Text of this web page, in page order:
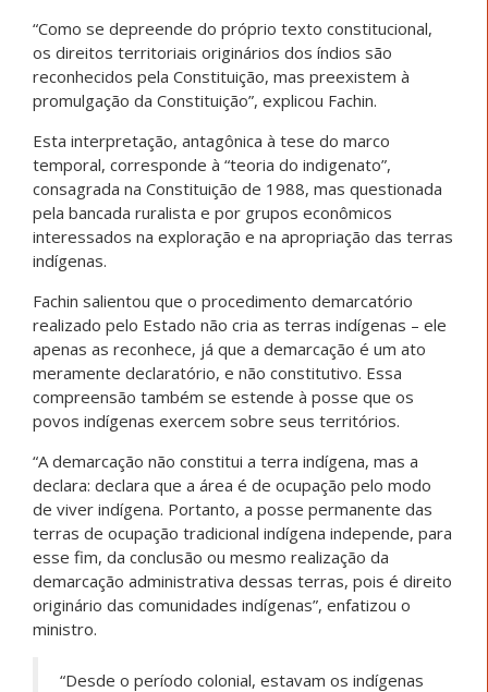
“Como se depreende do próprio texto constitucional,
os direitos territoriais originários dos índios são
reconhecidos pela Constituição, mas preexistem à
promulgação da Constituição”, explicou Fachin.
Esta interpretação, antagônica à tese do marco
temporal, corresponde à “teoria do indigenato”,
consagrada na Constituição de 1988, mas questionada
pela bancada ruralista e por grupos econômicos
interessados na exploração e na apropriação das terras
indígenas.
Fachin salientou que o procedimento demarcatório
realizado pelo Estado não cria as terras indígenas – ele
apenas as reconhece, já que a demarcação é um ato
meramente declaratório, e não constitutivo. Essa
compreensão também se estende à posse que os
povos indígenas exercem sobre seus territórios.
“A demarcação não constitui a terra indígena, mas a
declara: declara que a área é de ocupação pelo modo
de viver indígena. Portanto, a posse permanente das
terras de ocupação tradicional indígena independe, para
esse fim, da conclusão ou mesmo realização da
demarcação administrativa dessas terras, pois é direito
originário das comunidades indígenas”, enfatizou o
ministro.
“Desde o período colonial, estavam os indígenas